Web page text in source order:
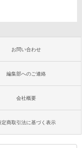
お問い合わせ
編集部へのご連絡
会社概要
定商取引法に基づく表示